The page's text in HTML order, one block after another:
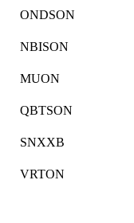
ONDSON
NBISON
MUON
QBTSON
SNXXB
VRTON